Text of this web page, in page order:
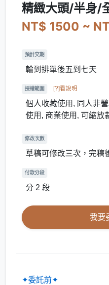
精緻大頭/半身/
NT$ 1500 ~
預計交期
輪到排單後五到七天
授權範圍 [?]看說明
個人收藏使用, 同人非
使用, 商業使用, 可縮放
修改次數
草稿可修改三次，完稿
付款分段
分 2 段
我要
✦委託前✦